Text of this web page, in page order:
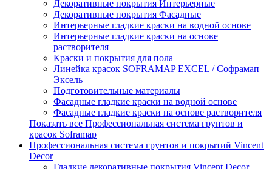
Декоративные покрытия Интерьерные
Декоративные покрытия Фасадные
Интерьерные гладкие краски на водной основе
Интерьерные гладкие краски на основе
растворителя
Краски и покрытия для пола
Линейка красок SOFRAMAP EXCEL / Софрамап
Эксель
Подготовительные материалы
Фасадные гладкие краски на водной основе
Фасадные гладкие краски на основе растворителя
Показать все Профессиональная система грунтов и
красок Soframap
Профессиональная система грунтов и покрытий Vincent
Decor
Гладкие декоративные покрытия Vincent Decor